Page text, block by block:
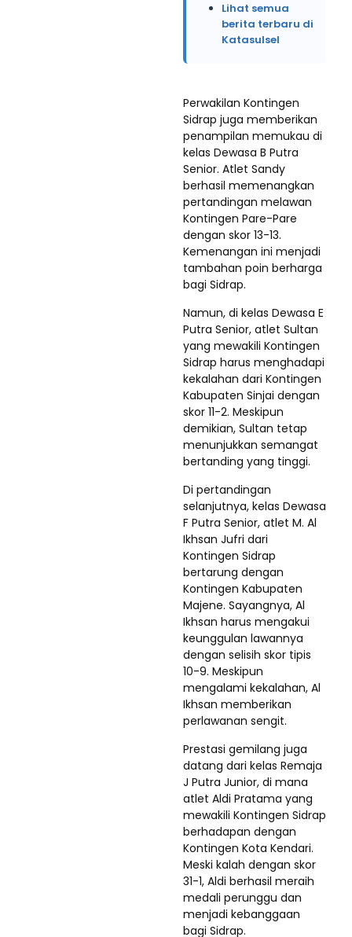
Lihat semua
berita terbaru di
Katasulsel
Perwakilan Kontingen
Sidrap juga memberikan
penampilan memukau di
kelas Dewasa B Putra
Senior. Atlet Sandy
berhasil memenangkan
pertandingan melawan
Kontingen Pare-Pare
dengan skor 13-13.
Kemenangan ini menjadi
tambahan poin berharga
bagi Sidrap.
Namun, di kelas Dewasa E
Putra Senior, atlet Sultan
yang mewakili Kontingen
Sidrap harus menghadapi
kekalahan dari Kontingen
Kabupaten Sinjai dengan
skor 11-2. Meskipun
demikian, Sultan tetap
menunjukkan semangat
bertanding yang tinggi.
Di pertandingan
selanjutnya, kelas Dewasa
F Putra Senior, atlet M. Al
Ikhsan Jufri dari
Kontingen Sidrap
bertarung dengan
Kontingen Kabupaten
Majene. Sayangnya, Al
Ikhsan harus mengakui
keunggulan lawannya
dengan selisih skor tipis
10-9. Meskipun
mengalami kekalahan, Al
Ikhsan memberikan
perlawanan sengit.
Prestasi gemilang juga
datang dari kelas Remaja
J Putra Junior, di mana
atlet Aldi Pratama yang
mewakili Kontingen Sidrap
berhadapan dengan
Kontingen Kota Kendari.
Meski kalah dengan skor
31-1, Aldi berhasil meraih
medali perunggu dan
menjadi kebanggaan
bagi Sidrap.